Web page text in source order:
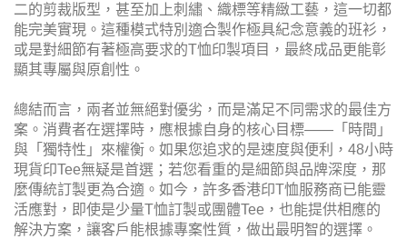
二的剪裁版型，甚至加上刺繡、織標等精緻工藝，這一切都
能完美實現。這種模式特別適合製作極具紀念意義的班衫，
或是對細節有著極高要求的T恤印製項目，最終成品更能彰
顯其專屬與原創性。
總結而言，兩者並無絕對優劣，而是滿足不同需求的最佳方
案。消費者在選擇時，應根據自身的核心目標——「時間」
與「獨特性」來權衡。如果您追求的是速度與便利，48小時
現貨印Tee無疑是首選；若您看重的是細節與品牌深度，那
麼傳統訂製更為合適。如今，許多香港印T恤服務商已能靈
活應對，即使是少量T恤訂製或團體Tee，也能提供相應的
解決方案，讓客戶能根據專案性質，做出最明智的選擇。